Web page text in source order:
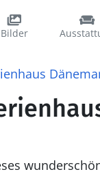
Bilder